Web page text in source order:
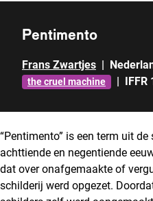
Pentimento
Frans Zwartjes |
the cruel machine | IFFR
“Pentimento” is een term uit
achttiende en negentiende
dat over onafgemaakte of
schilderij werd opgezet.